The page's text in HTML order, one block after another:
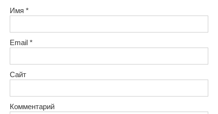
Имя *
Email *
Сайт
Комментарий